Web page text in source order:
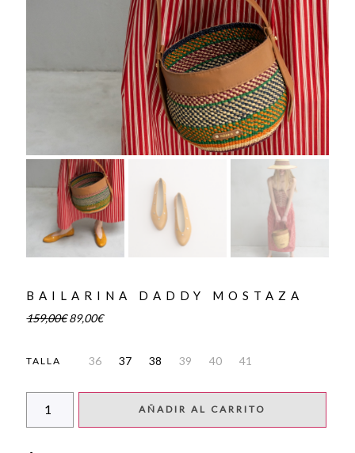
BAILARINA DADDY MOSTAZA
159,00€ 89,00€
TALLA 36 37 38 39 40 41
AÑADIR AL CARRITO